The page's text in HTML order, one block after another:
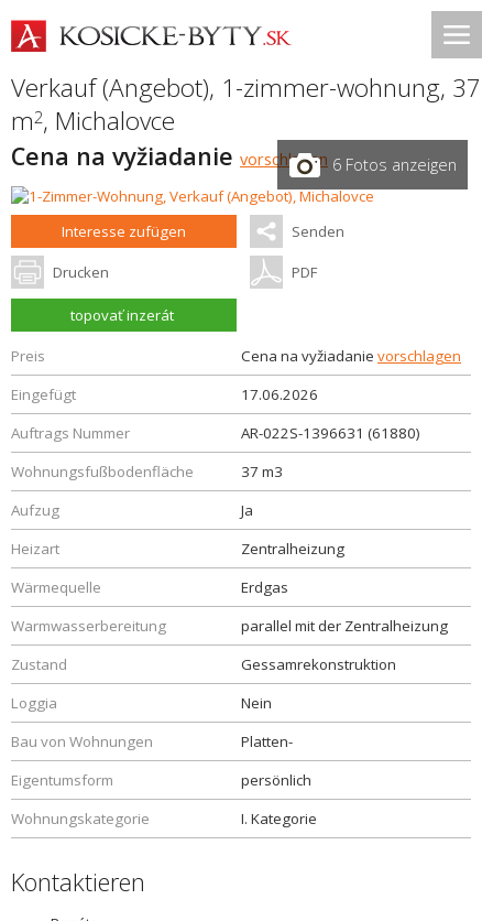
Verkauf (Angebot), 1-zimmer-wohnung, 37
m2, Michalovce
Cena na vyžiadanie vorschlagen 6 Fotos anzeigen
Interesse zufügen Senden
Drucken PDF
topovať inzerát
Preis Cena na vyžiadanie vorschlagen
Eingefügt
17.06.2026
Auftrags Nummer
AR-022S-1396631 (61880)
Wohnungsfußbodenfläche
37 m3
Aufzug
Ja
Heizart
Zentralheizung
Wärmequelle
Erdgas
Warmwasserbereitung
parallel mit der Zentralheizung
Zustand
Gessamrekonstruktion
Loggia
Nein
Bau von Wohnungen
Platten-
Eigentumsform
persönlich
Wohnungskategorie
I. Kategorie
Kontaktieren